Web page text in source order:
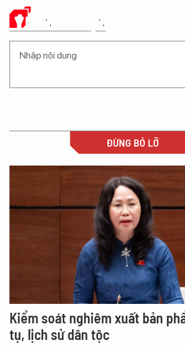
Ý KIẾN CỦA BẠN
ĐỪNG BỎ LỠ
Kiểm soát nghiêm xuất bản
tụ, lịch sử dân tộc